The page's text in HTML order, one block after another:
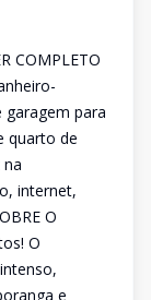
COMPLETO
para
quarto de
internet,
O
O
e